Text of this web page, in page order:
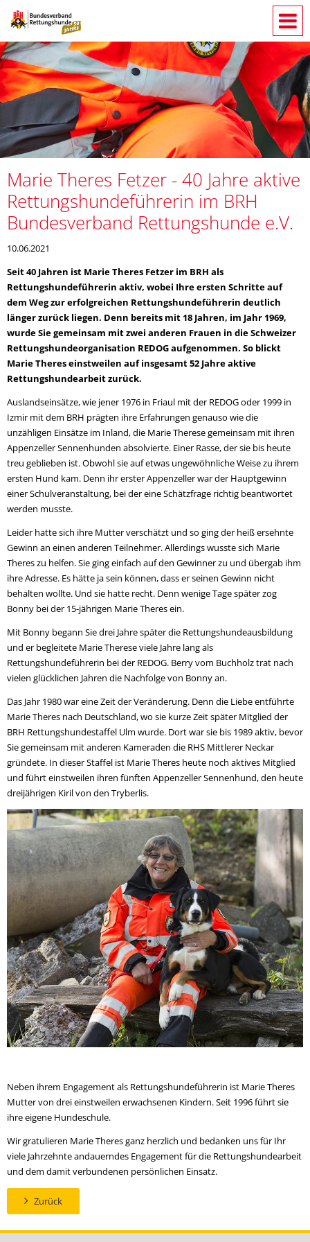
Marie Theres Fetzer - 40 Jahre aktive
Rettungshundeführerin im BRH
Bundesverband Rettungshunde e.V.
10.06.2021
Seit 40 Jahren ist Marie Theres Fetzer im BRH als
Rettungshundeführerin aktiv, wobei Ihre ersten Schritte auf
dem Weg zur erfolgreichen Rettungshundeführerin deutlich
länger zurück liegen. Denn bereits mit 18 Jahren, im Jahr 1969,
wurde Sie gemeinsam mit zwei anderen Frauen in die Schweizer
Rettungshundeorganisation REDOG aufgenommen. So blickt
Marie Theres einstweilen auf insgesamt 52 Jahre aktive
Rettungshundearbeit zurück.
Auslandseinsätze, wie jener 1976 in Friaul mit der REDOG oder 1999 in
Izmir mit dem BRH prägten ihre Erfahrungen genauso wie die
unzähligen Einsätze im Inland, die Marie Therese gemeinsam mit ihren
Appenzeller Sennenhunden absolvierte. Einer Rasse, der sie bis heute
treu geblieben ist. Obwohl sie auf etwas ungewöhnliche Weise zu ihrem
ersten Hund kam. Denn ihr erster Appenzeller war der Hauptgewinn
einer Schulveranstaltung, bei der eine Schätzfrage richtig beantwortet
werden musste.
Leider hatte sich ihre Mutter verschätzt und so ging der heiß ersehnte
Gewinn an einen anderen Teilnehmer. Allerdings wusste sich Marie
Theres zu helfen. Sie ging einfach auf den Gewinner zu und übergab ihm
ihre Adresse. Es hätte ja sein können, dass er seinen Gewinn nicht
behalten wollte. Und sie hatte recht. Denn wenige Tage später zog
Bonny bei der 15-jährigen Marie Theres ein.
Mit Bonny begann Sie drei Jahre später die Rettungshundeausbildung
und er begleitete Marie Therese viele Jahre lang als
Rettungshundeführerin bei der REDOG. Berry vom Buchholz trat nach
vielen glücklichen Jahren die Nachfolge von Bonny an.
Das Jahr 1980 war eine Zeit der Veränderung. Denn die Liebe entführte
Marie Theres nach Deutschland, wo sie kurze Zeit später Mitglied der
BRH Rettungshundestaffel Ulm wurde. Dort war sie bis 1989 aktiv, bevor
Sie gemeinsam mit anderen Kameraden die RHS Mittlerer Neckar
gründete. In dieser Staffel ist Marie Theres heute noch aktives Mitglied
und führt einstweilen ihren fünften Appenzeller Sennenhund, den heute
dreijährigen Kiril von den Tryberlis.
Neben ihrem Engagement als Rettungshundeführerin ist Marie Theres
Mutter von drei einstweilen erwachsenen Kindern. Seit 1996 führt sie
ihre eigene Hundeschule.
Wir gratulieren Marie Theres ganz herzlich und bedanken uns für Ihr
viele Jahrzehnte andauerndes Engagement für die Rettungshundearbeit
und dem damit verbundenen persönlichen Einsatz.
Zurück